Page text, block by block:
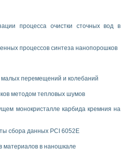
процесса очистки сточных вод в
процессов синтеза нанопорошков
малых перемещений и колебаний
методом тепловых шумов
монокристалле карбида кремния на
сбора данных PCI 6052E
материалов в наношкале